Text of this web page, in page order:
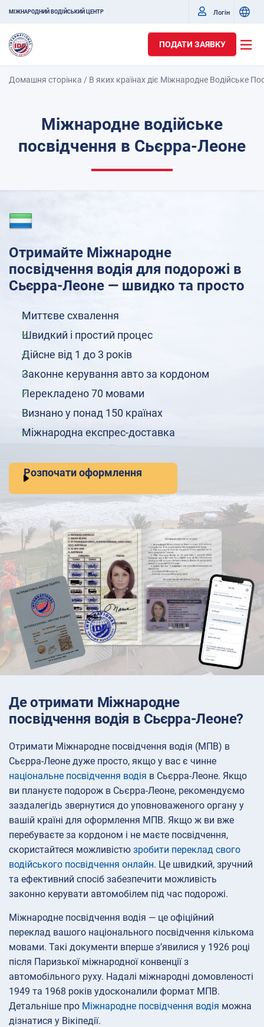
МІЖНАРОДНИЙ ВОДІЙСЬКИЙ ЦЕНТР Логін
ПОДАТИ ЗАЯВКУ
Домашня сторінка / В яких країнах діє Міжнародне Водійське
Міжнародне водійське
посвідчення в Сьєрра-Леоне
Отримайте Міжнародне
посвідчення водія для подорожі в
Сьєрра-Леоне — швидко та просто
Миттєве схвалення
Швидкий і простий процес
Дійсне від 1 до 3 років
Законне керування авто за кордоном
Перекладено 70 мовами
Визнано у понад 150 країнах
Міжнародна експрес-доставка
Розпочати оформлення
Де отримати Міжнародне
посвідчення водія в Сьєрра-Леоне?
Отримати Міжнародне посвідчення водія (МПВ) в
Сьєрра-Леоне дуже просто, якщо у вас є чинне
національне посвідчення водія в Сьєрра-Леоне. Якщо
ви плануєте подорож в Сьєрра-Леоне, рекомендуємо
заздалегідь звернутися до уповноваженого органу у
вашій країні для оформлення МПВ. Якщо ж ви вже
перебуваєте за кордоном і не маєте посвідчення,
скористайтеся можливістю зробити переклад свого
водійського посвідчення онлайн. Це швидкий, зручний
та ефективний спосіб забезпечити можливість
законно керувати автомобілем під час подорожі.
Міжнародне посвідчення водія — це офіційний
переклад вашого національного посвідчення кількома
мовами. Такі документи вперше з’явилися у 1926 році
після Паризької міжнародної конвенції з
автомобільного руху. Надалі міжнародні домовленості
1949 та 1968 років удосконалили формат МПВ.
Детальніше про Міжнародне посвідчення водія можна
дізнатися у Вікіпедії.